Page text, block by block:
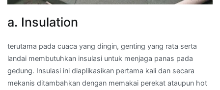
a. Insulation
terutama pada cuaca yang dingin, genting yang rata serta
landai membutuhkan insulasi untuk menjaga panas pada
gedung. Insulasi ini diaplikasikan pertama kali dan secara
mekanis ditambahkan dengan memakai perekat ataupun hot